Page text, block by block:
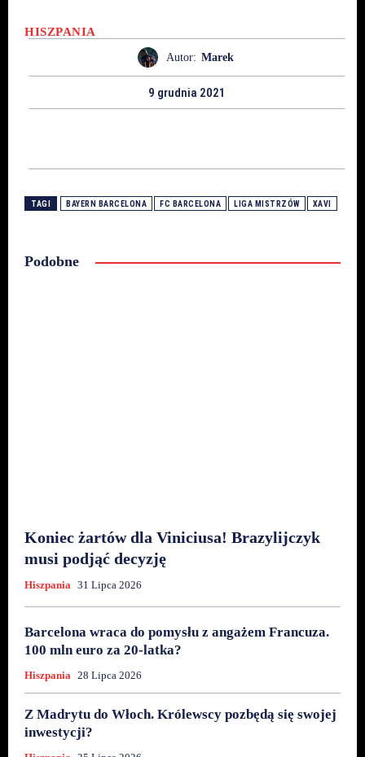
HISZPANIA
Autor: Marek
9 grudnia 2021
TAGI BAYERN BARCELONA FC BARCELONA LIGA MISTRZÓW XAVI
Podobne
Koniec żartów dla Viniciusa! Brazylijczyk
musi podjąć decyzję
Hiszpania 31 Lipca 2026
Barcelona wraca do pomysłu z angażem Francuza.
100 mln euro za 20-latka?
Hiszpania 28 Lipca 2026
Z Madrytu do Włoch. Królewscy pozbędą się swojej
inwestycji?